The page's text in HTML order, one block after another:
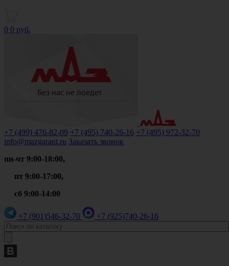
0 0 руб.
+7 (499) 476-82-09 +7 (495) 740-26-16 +7 (495) 972-32-70
info@mazgarant.ru Заказать звонок
пн-чт 9:00-18:00,
пт 9:00-17:00,
сб 9:00-14:00
+7 (901)546-32-70 +7 (925)740-26-16